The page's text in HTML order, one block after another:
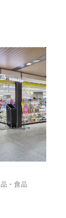
・食品